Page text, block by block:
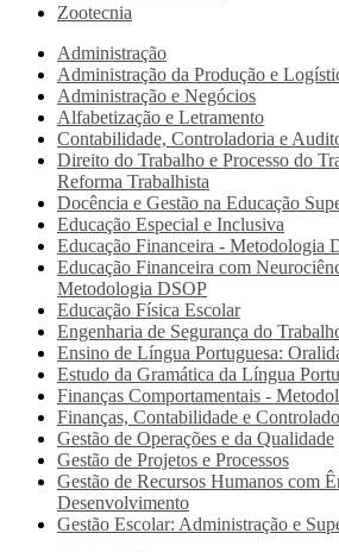
Zootecnia
Administração
Administração da Produção e
Administração e Negócios
Alfabetização e Letramento
Contabilidade, Controladoria e
Direito do Trabalho e Processo do
Reforma Trabalhista
Docência e Gestão na Educação
Educação Especial e Inclusiva
Educação Financeira - Metodologia
Educação Financeira com
Metodologia DSOP
Educação Física Escolar
Engenharia de Segurança do
Ensino de Língua Portuguesa:
Estudo da Gramática da Língua
Finanças Comportamentais -
Finanças, Contabilidade e
Gestão de Operações e da Qualidade
Gestão de Projetos e Processos
Gestão de Recursos Humanos com
Desenvolvimento
Gestão Escolar: Administração e